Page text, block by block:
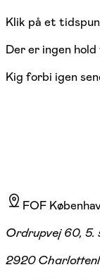
Klik på et
Der er ingen
Kig forbi igen
FOF
Ordrupvej 60, 5.
2920